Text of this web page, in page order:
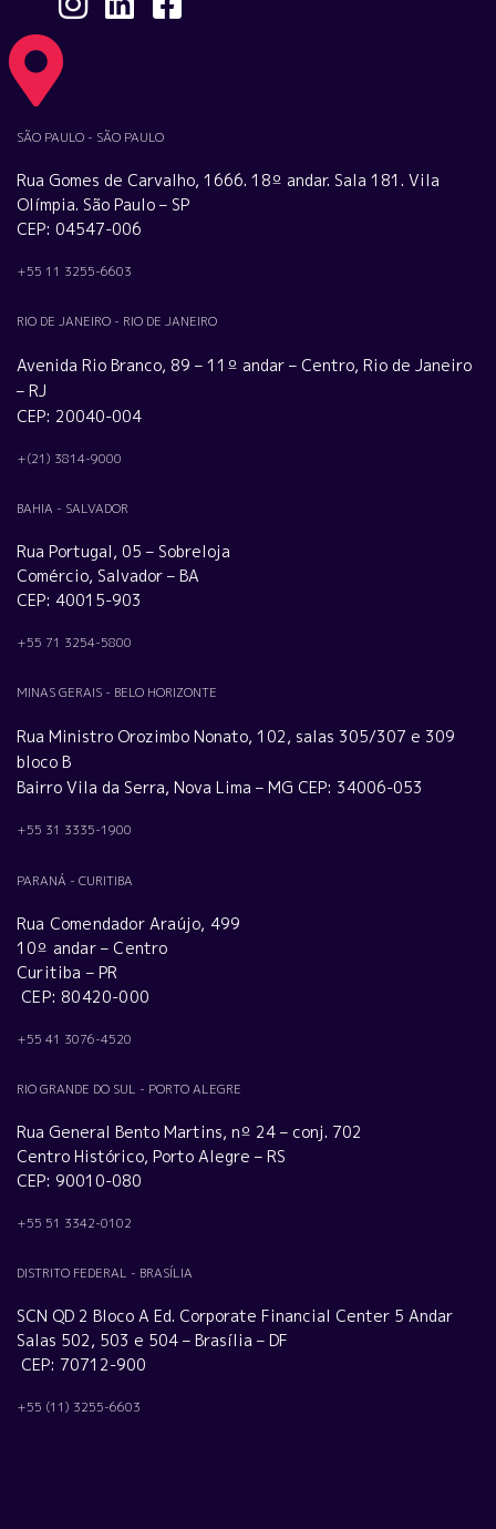
SÃO PAULO - SÃO PAULO
Rua Gomes de Carvalho, 1666. 18º andar. Sala 181. Vila
Olímpia. São Paulo – SP
CEP: 04547-006
+55 11 3255-6603
RIO DE JANEIRO - RIO DE JANEIRO
Avenida Rio Branco, 89 – 11º andar – Centro, Rio de Janeiro
– RJ
CEP: 20040-004
+(21) 3814-9000
BAHIA - SALVADOR
Rua Portugal, 05 – Sobreloja
Comércio, Salvador – BA
CEP: 40015-903
+55 71 3254-5800
MINAS GERAIS - BELO HORIZONTE
Rua Ministro Orozimbo Nonato, 102, salas 305/307 e 309
bloco B
Bairro Vila da Serra, Nova Lima – MG CEP: 34006-053
+55 31 3335-1900
PARANÁ - CURITIBA
Rua Comendador Araújo, 499
10º andar – Centro
Curitiba – PR
CEP: 80420-000
+55 41 3076-4520
RIO GRANDE DO SUL - PORTO ALEGRE
Rua General Bento Martins, nº 24 – conj. 702
Centro Histórico, Porto Alegre – RS
CEP: 90010-080
+55 51 3342-0102
DISTRITO FEDERAL - BRASÍLIA
SCN QD 2 Bloco A Ed. Corporate Financial Center 5 Andar
Salas 502, 503 e 504 – Brasília – DF
CEP: 70712-900
+55 (11) 3255-6603